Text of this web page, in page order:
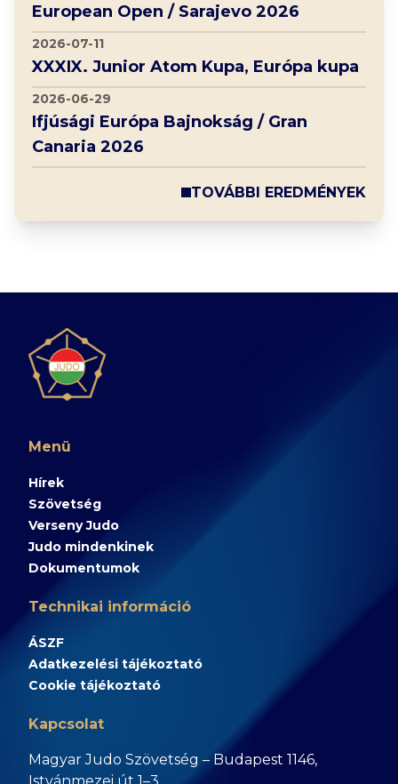
European Open / Sarajevo 2026
2026-07-11
XXXIX. Junior Atom Kupa, Európa kupa
2026-06-29
Ifjúsági Európa Bajnokság / Gran
Canaria 2026
TOVÁBBI EREDMÉNYEK
Menü
Hírek
Szövetség
Verseny Judo
Judo mindenkinek
Dokumentumok
Technikai információ
ÁSZF
Adatkezelési tájékoztató
Cookie tájékoztató
Kapcsolat
Magyar Judo Szövetség – Budapest 1146,